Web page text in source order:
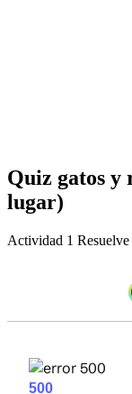
Quiz gatos y
lugar)
Actividad 1